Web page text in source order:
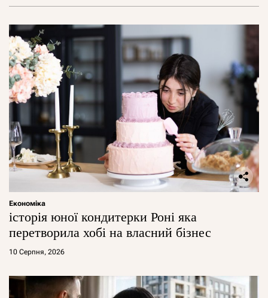
Економіка
історія юної кондитерки Роні яка
перетворила хобі на власний бізнес
10 Серпня, 2026